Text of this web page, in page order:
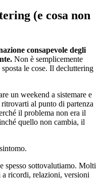
(e cosa non
consapevole degli
Non è semplicemente
le cose. Il decluttering
un weekend a sistemare e
al punto di partenza
il problema non era il
quello non cambia, il
spesso sottovalutiamo. Molti
a ricordi, relazioni, versioni